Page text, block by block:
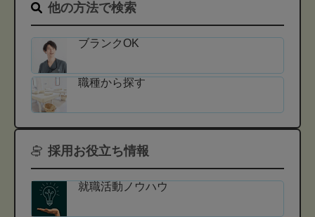
他の方法で検索
ブランクOK
職種から探す
採用お役立ち情報
就職活動ノウハウ